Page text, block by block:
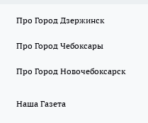
Про Город Дзержинск
Про Город Чебоксары
Про Город Новочебоксарск
Наша Газета